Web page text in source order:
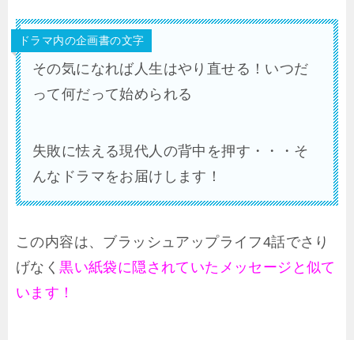
ドラマ内の企画書の文字
その気になれば人生はやり直せる！いつだ
って何だって始められる
失敗に怯える現代人の背中を押す・・・そ
んなドラマをお届けします！
この内容は、ブラッシュアップライフ4話でさり
げなく黒い紙袋に隠されていたメッセージと似て
います！